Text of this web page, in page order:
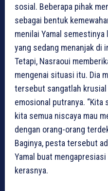
sosial. Beberapa pihak
sebagai bentuk
menilai Yamal
yang sedang menanjak di
Tetapi, Nasraoui
mengenai situasi itu. Dia
tersebut sangatlah krusial
emosional putranya. “Kita
kita semua niscaya mau
dengan orang-orang
Baginya, pesta tersebut
Yamal buat
kerasnya.